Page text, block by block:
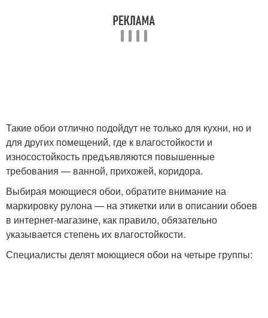
Такие обои отлично подойдут не только для кухни, но и
для других помещений, где к влагостойкости и
износостойкость предъявляются повышенные
требования — ванной, прихожей, коридора.
Выбирая моющиеся обои, обратите внимание на
маркировку рулона — на этикетки или в описании обоев
в интернет-магазине, как правило, обязательно
указывается степень их влагостойкости.
Специалисты делят моющиеся обои на четыре группы: